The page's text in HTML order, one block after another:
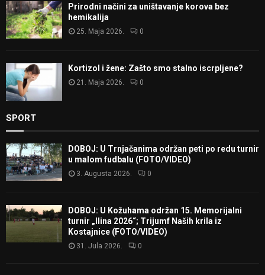
Prirodni načini za uništavanje korova bez
hemikalija
25. Maja 2026. 0
Kortizol i žene: Zašto smo stalno iscrpljene?
21. Maja 2026. 0
SPORT
DOBOJ: U Trnjačanima održan peti po redu turnir
u malom fudbalu (FOTO/VIDEO)
3. Augusta 2026. 0
DOBOJ: U Kožuhama održan 15. Memorijalni
turnir „Ilina 2026“; Trijumf Naših krila iz
Kostajnice (FOTO/VIDEO)
31. Jula 2026. 0